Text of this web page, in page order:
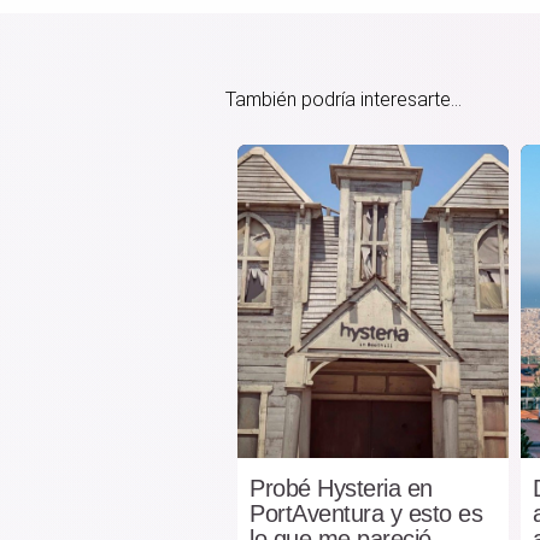
También podría interesarte...
Probé Hysteria en
PortAventura y esto es